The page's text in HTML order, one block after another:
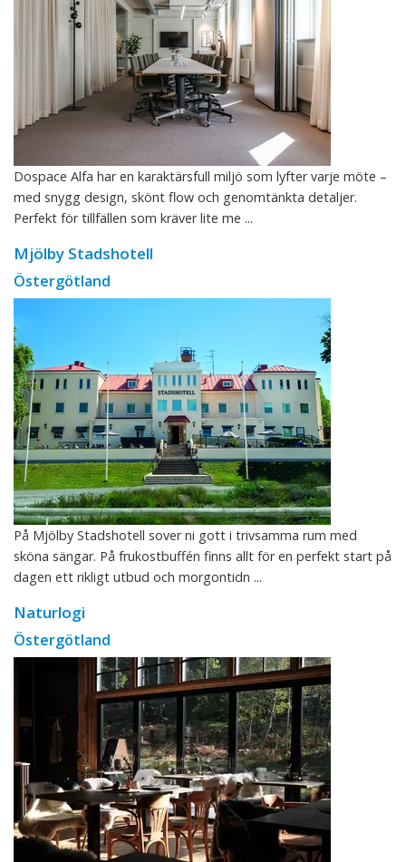
Dospace Alfa har en karaktärsfull miljö som lyfter varje möte –
med snygg design, skönt flow och genomtänkta detaljer.
Perfekt för tillfällen som kräver lite me ...
Mjölby Stadshotell
Östergötland
På Mjölby Stadshotell sover ni gott i trivsamma rum med
sköna sängar. På frukostbuffén finns allt för en perfekt start på
dagen ett rikligt utbud och morgontidn ...
Naturlogi
Östergötland